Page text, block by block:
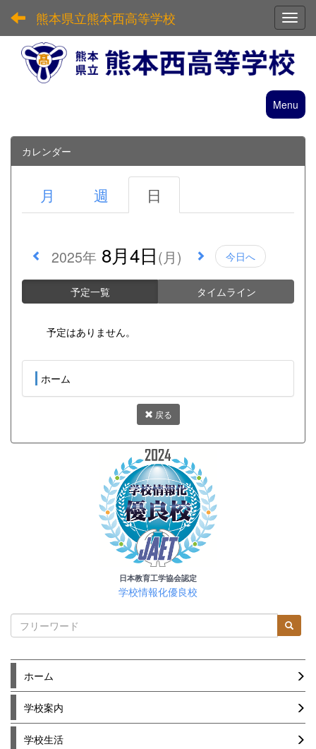
熊本県立熊本西高等学校
Menu
カレンダー
月 週 日
2025年 8月4日(月) 今日へ
予定一覧 タイムライン
予定はありません。
ホーム
戻る
日本教育工学協会認定
学校情報化優良校
ホーム
学校案内
学校生活